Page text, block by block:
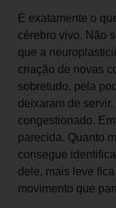
É exatamente o
cérebro vivo. Não
que a
criação de novas
sobretudo, pela
deixaram de
congestionado.
parecida. Quanto
consegue
dele, mais leve
movimento que